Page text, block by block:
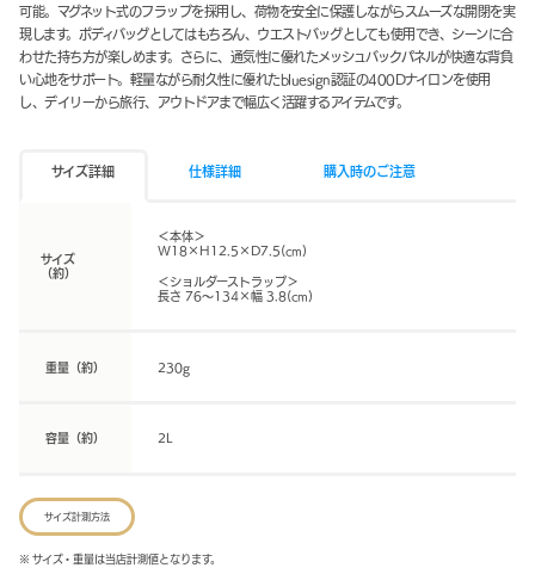
可能。マグネット式のフラップを採用し、荷物を安全に保護しながらスムーズな開閉を実
現します。ボディバッグとしてはもちろん、ウエストバッグとしても使用でき、シーンに合
わせた持ち方が楽しめます。さらに、通気性に優れたメッシュバックパネルが快適な背負
い心地をサポート。軽量ながら耐久性に優れたbluesign認証の400Dナイロンを使用
し、デイリーから旅行、アウトドアまで幅広く活躍するアイテムです。
サイズ詳細 仕様詳細 購入時のご注意
サイズ
（約）
＜本体＞
W18×H12.5×D7.5(cm)
＜ショルダーストラップ＞
長さ 76～134×幅 3.8(cm)
重量（約） 230g
容量（約） 2L
サイズ計測方法
※ サイズ・重量は当店計測値となります。